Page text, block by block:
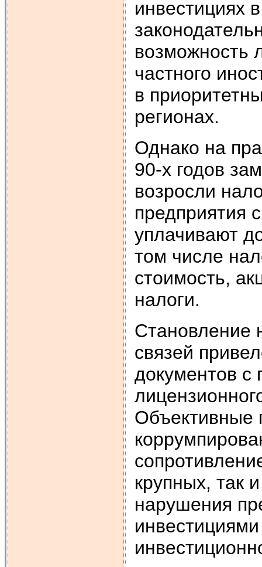
инвестициях
возможность
частного
в
регионах.
Однако на
90-х годов
возросли
предприятия
уплачивают
том числе
стоимость,
налоги.
Становление
связей
документов с
Объективные
крупных, так
нарушения